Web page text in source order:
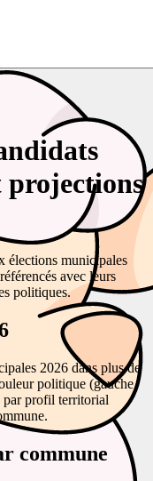
projections
élections municipales
avec leurs
politiques.
2026 dans plus de
politique (gauche,
par profil territorial
commune